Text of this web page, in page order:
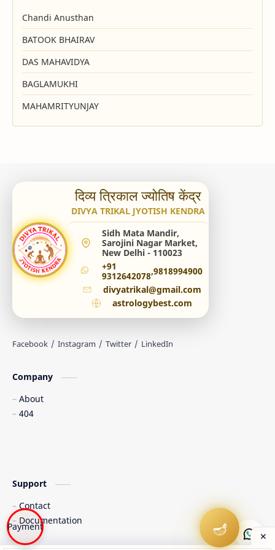
Chandi Anusthan
BATOOK BHAIRAV
DAS MAHAVIDYA
BAGLAMUKHI
MAHAMRITYUNJAY
दिव्य त्रिकाल ज्योतिष केंद्र
DIVYA TRIKAL JYOTISH KENDRA
Sidh Mata Mandir,
Sarojini Nagar Market,
New Delhi - 110023
+91
9312642078,9818994900
divyatrikal@gmail.com
astrologybest.com
Company
About
404
Payment 🪔
Support
Contact
Documentation